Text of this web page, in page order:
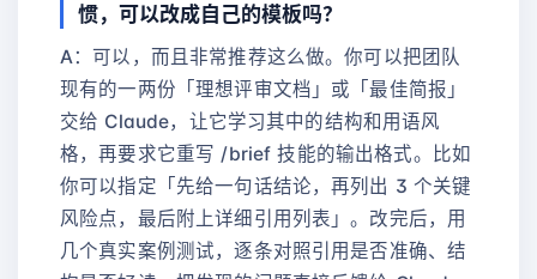
惯，可以改成自己的模板吗？
A：可以，而且非常推荐这么做。你可以把团队
现有的一两份「理想评审文档」或「最佳简报」
交给 Claude，让它学习其中的结构和用语风
格，再要求它重写 /brief 技能的输出格式。比如
你可以指定「先给一句话结论，再列出 3 个关键
风险点，最后附上详细引用列表」。改完后，用
几个真实案例测试，逐条对照引用是否准确、结